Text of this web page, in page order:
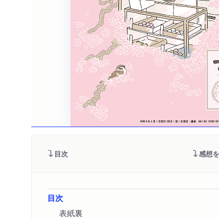
目次 感想
目次
表紙裏